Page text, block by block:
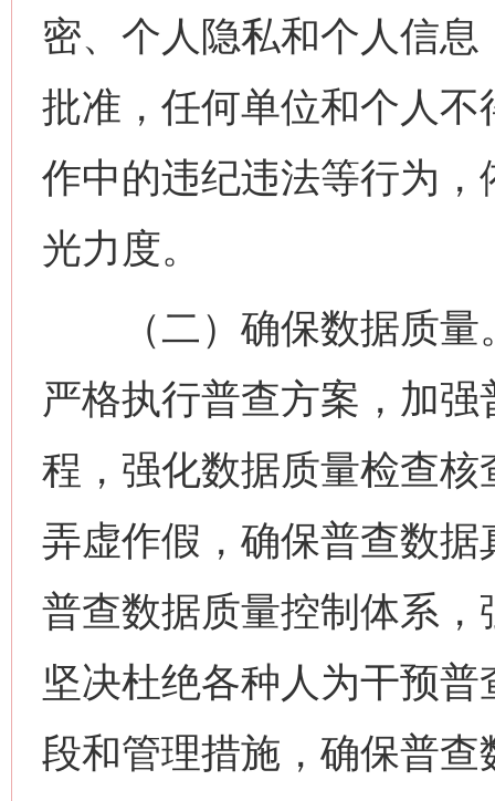
密、个人隐私和个人信
批准，任何单位和个人
作中的违纪违法等行为
光力度。
（二）确保数据质量
严格执行普查方案，加
程，强化数据质量检查
弄虚作假，确保普查数
普查数据质量控制体系
坚决杜绝各种人为干预
段和管理措施，确保普查